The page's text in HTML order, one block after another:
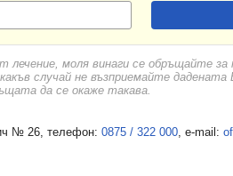
лечение, моля винаги се обръщайте за
случай не възприемайте дадената
да се окаже такава.
№ 26, телефон: 0875 / 322 000 , e-mail: